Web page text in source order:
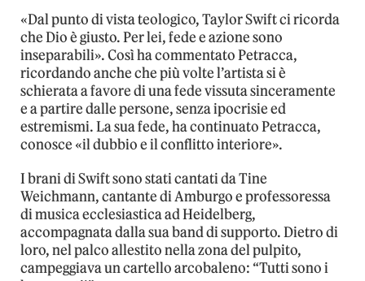
«Dal punto di vista teologico, Taylor Swift ci ricorda
che Dio è giusto. Per lei, fede e azione sono
inseparabili». Così ha commentato Petracca,
ricordando anche che più volte l’artista si è
schierata a favore di una fede vissuta sinceramente
e a partire dalle persone, senza ipocrisie ed
estremismi. La sua fede, ha continuato Petracca,
conosce «il dubbio e il conflitto interiore».
I brani di Swift sono stati cantati da Tine
Weichmann, cantante di Amburgo e professoressa
di musica ecclesiastica ad Heidelberg,
accompagnata dalla sua band di supporto. Dietro di
loro, nel palco allestito nella zona del pulpito,
campeggiava un cartello arcobaleno: “Tutti sono i